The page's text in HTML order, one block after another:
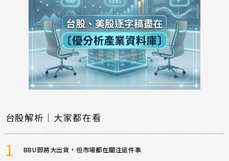
台股解析｜大家都在看
1 BBU即將大出貨，但市場都在關注這件事